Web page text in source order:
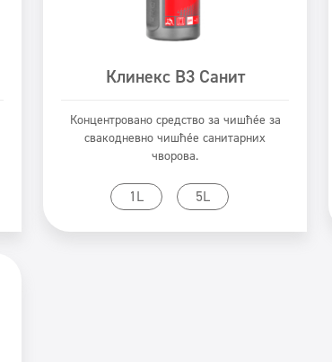
Клинекс В3 Санит
Концентровано средство за чишћење за
свакодневно чишћење санитарних
чворова.
1L 5L
Prikaži proizvod